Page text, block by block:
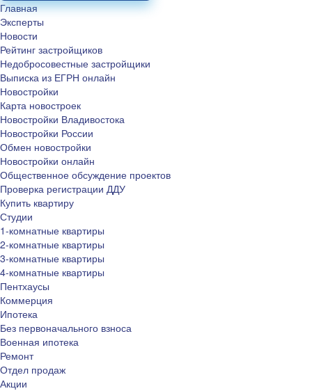
Главная
Эксперты
Новости
Рейтинг застройщиков
Недобросовестные застройщики
Выписка из ЕГРН онлайн
Новостройки
Карта новостроек
Новостройки Владивостока
Новостройки России
Обмен новостройки
Новостройки онлайн
Общественное обсуждение проектов
Проверка регистрации ДДУ
Купить квартиру
Студии
1-комнатные квартиры
2-комнатные квартиры
3-комнатные квартиры
4-комнатные квартиры
Пентхаусы
Коммерция
Ипотека
Без первоначального взноса
Военная ипотека
Ремонт
Отдел продаж
Акции